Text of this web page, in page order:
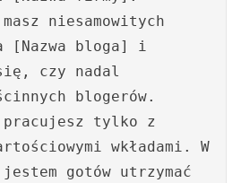
niesamowitych
[Nazwa bloga] i
czy nadal
blogerów.
tylko z
wkładami. W
gotów utrzymać